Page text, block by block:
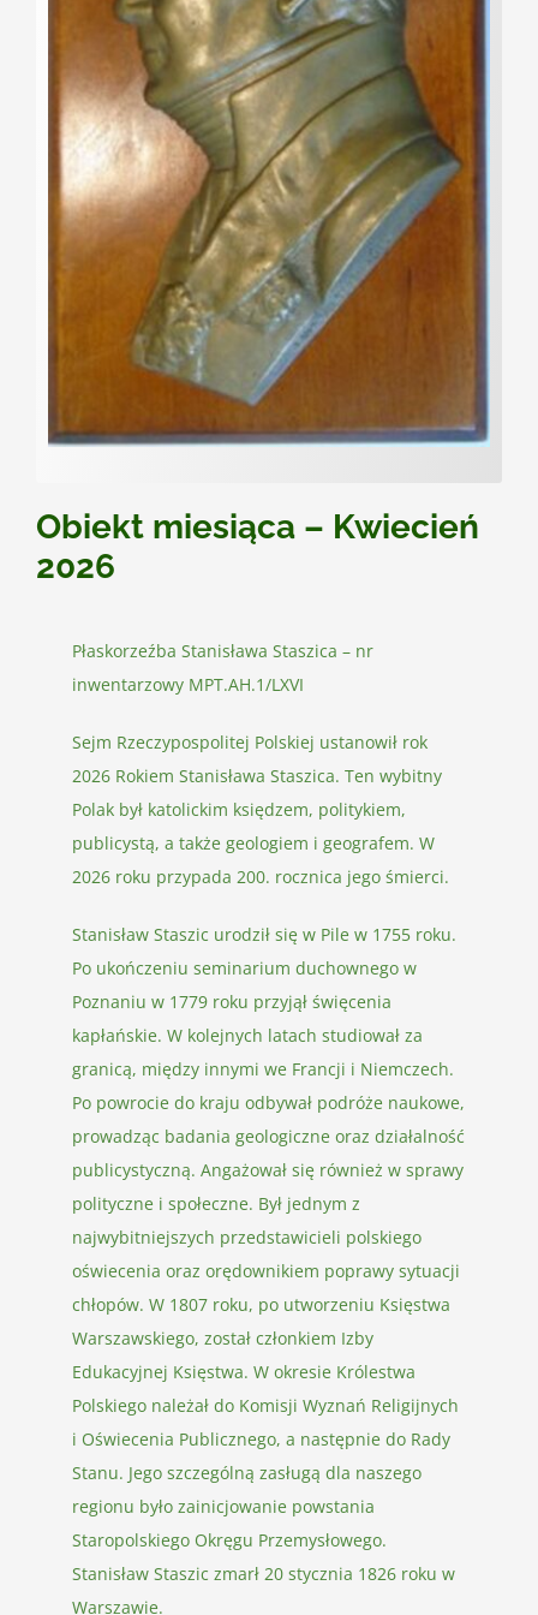
Kontakt
Obiekt miesiąca – Kwiecień
2026
Płaskorzeźba Stanisława Staszica – nr
inwentarzowy MPT.AH.1/LXVI
Sejm Rzeczypospolitej Polskiej ustanowił rok
2026 Rokiem Stanisława Staszica. Ten wybitny
Polak był katolickim księdzem, politykiem,
publicystą, a także geologiem i geografem. W
2026 roku przypada 200. rocznica jego śmierci.
Stanisław Staszic urodził się w Pile w 1755 roku.
Po ukończeniu seminarium duchownego w
Poznaniu w 1779 roku przyjął święcenia
kapłańskie. W kolejnych latach studiował za
granicą, między innymi we Francji i Niemczech.
Po powrocie do kraju odbywał podróże naukowe,
prowadząc badania geologiczne oraz działalność
publicystyczną. Angażował się również w sprawy
polityczne i społeczne. Był jednym z
najwybitniejszych przedstawicieli polskiego
oświecenia oraz orędownikiem poprawy sytuacji
chłopów. W 1807 roku, po utworzeniu Księstwa
Warszawskiego, został członkiem Izby
Edukacyjnej Księstwa. W okresie Królestwa
Polskiego należał do Komisji Wyznań Religijnych
i Oświecenia Publicznego, a następnie do Rady
Stanu. Jego szczególną zasługą dla naszego
regionu było zainicjowanie powstania
Staropolskiego Okręgu Przemysłowego.
Stanisław Staszic zmarł 20 stycznia 1826 roku w
Warszawie.